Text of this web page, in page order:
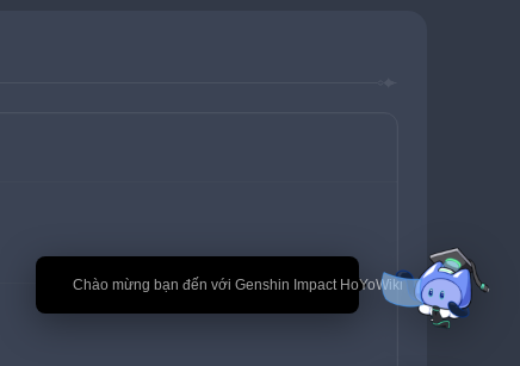
🎉 Chào mừng bạn đến với Genshin Impact HoYoWiki